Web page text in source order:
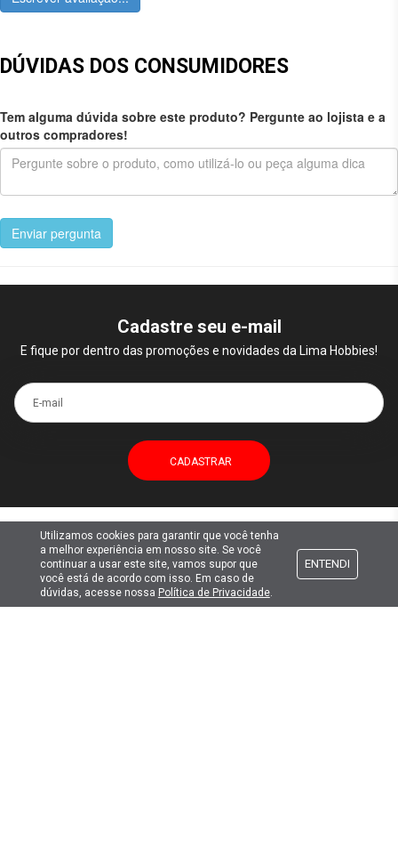
DÚVIDAS DOS CONSUMIDORES
Tem alguma dúvida sobre este produto? Pergunte ao lojista e a
outros compradores!
Enviar pergunta
Cadastre seu e-mail
E fique por dentro das promoções e novidades da Lima Hobbies!
E-mail
Atendimento
Formas de pagamento
Utilizamos cookies para garantir que você tenha
a melhor experiência em nosso site. Se você
continuar a usar este site, vamos supor que
você está de acordo com isso. Em caso de
dúvidas, acesse nossa Política de Privacidade.
ENTENDI